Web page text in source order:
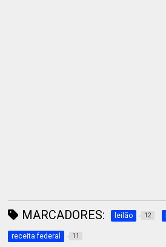
MARCADORES: leilão 12
receita federal 11